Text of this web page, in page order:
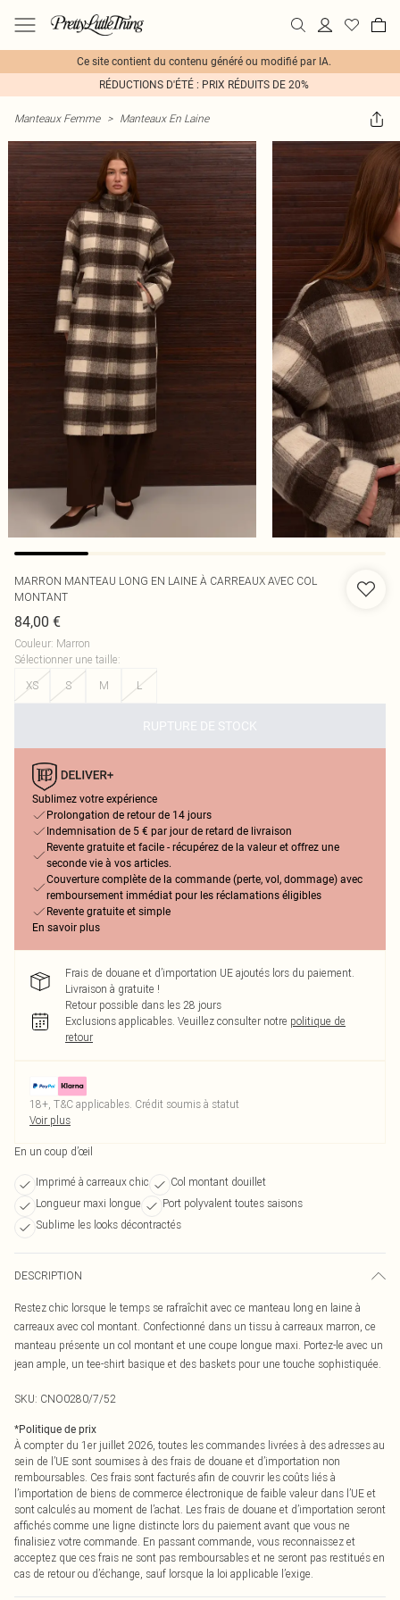
Ce site contient du contenu généré ou modifié par IA.
RÉDUCTIONS D'ÉTÉ : PRIX RÉDUITS DE 20%
Manteaux Femme > Manteaux En Laine
MARRON MANTEAU LONG EN LAINE À CARREAUX AVEC COL
MONTANT
84,00 €
Couleur: Marron
Sélectionner une taille:
XS
S M L
RUPTURE DE STOCK
Sublimez votre expérience
Prolongation de retour de 14 jours
Indemnisation de 5 € par jour de retard de livraison
Revente gratuite et facile - récupérez de la valeur et offrez une
seconde vie à vos articles.
Couverture complète de la commande (perte, vol, dommage) avec
remboursement immédiat pour les réclamations éligibles
Revente gratuite et simple
En savoir plus
Frais de douane et d’importation UE ajoutés lors du paiement.
Livraison à gratuite !
Retour possible dans les 28 jours
Exclusions applicables. Veuillez consulter notre politique de
retour
18+, T&C applicables. Crédit soumis à statut
Voir plus
En un coup d’œil
Imprimé à carreaux chic
Col montant douillet
Longueur maxi longue
Port polyvalent toutes saisons
Sublime les looks décontractés
DESCRIPTION
Restez chic lorsque le temps se rafraîchit avec ce manteau long en laine à
carreaux avec col montant. Confectionné dans un tissu à carreaux marron, ce
manteau présente un col montant et une coupe longue maxi. Portez-le avec un
jean ample, un tee-shirt basique et des baskets pour une touche sophistiquée.
SKU: CNO0280/7/52
*Politique de prix
À compter du 1er juillet 2026, toutes les commandes livrées à des adresses au
sein de l’UE sont soumises à des frais de douane et d’importation non
remboursables. Ces frais sont facturés afin de couvrir les coûts liés à
l’importation de biens de commerce électronique de faible valeur dans l’UE et
sont calculés au moment de l’achat. Les frais de douane et d’importation seront
affichés comme une ligne distincte lors du paiement avant que vous ne
finalisiez votre commande. En passant commande, vous reconnaissez et
acceptez que ces frais ne sont pas remboursables et ne seront pas restitués en
cas de retour ou d’échange, sauf lorsque la loi applicable l’exige.